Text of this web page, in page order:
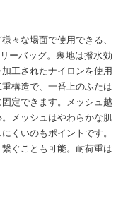
々な場面で使用できる、
ーバッグ。裏地は撥水効
工されたナイロンを使用
構造で、一番上のふたは
定できます。メッシュ越
メッシュはやわらかな肌
くいのもポイントです。
ぐことも可能。耐荷重は